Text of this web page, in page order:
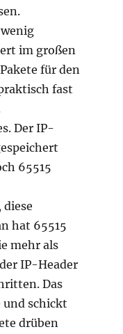
im großen
für den
fast
Der IP-
65515
hat 65515
mehr als
IP-Header
Das
und schickt
drüben